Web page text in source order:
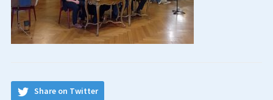
Share on Twitter